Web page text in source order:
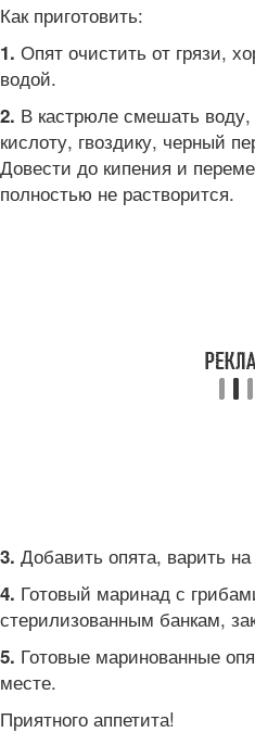
Как приготовить:
1. Опят очистить от грязи,
водой.
2. В кастрюле смешать
кислоту, гвоздику, черный
Довести до кипения и
полностью не растворится.
3. Добавить опята, варить
4. Готовый маринад с
стерилизованным банкам,
5. Готовые маринованные
месте.
Приятного аппетита!